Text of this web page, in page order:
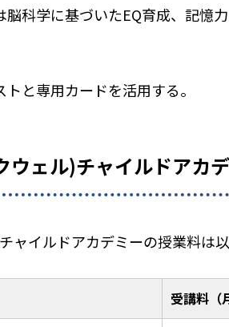
脳科学に基づいたEQ育成、記憶
と専用カードを活用する。
ウェル)チャイルドアカ
ャイルドアカデミーの授業料は
受講料（